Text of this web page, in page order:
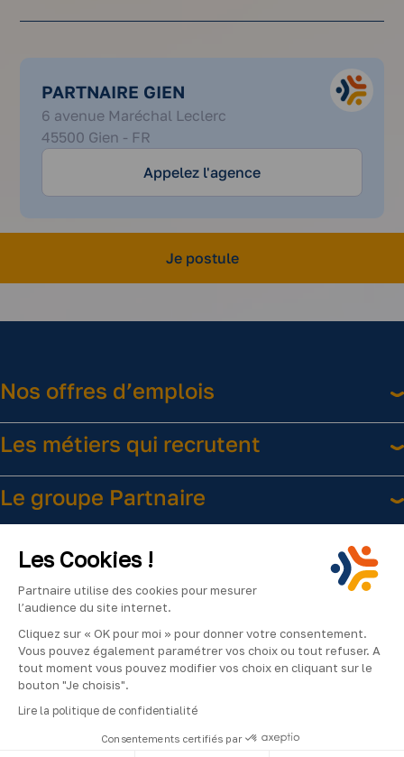
PARTNAIRE GIEN
6 avenue Maréchal Leclerc
45500 Gien - FR
36
79
10
Appelez l'agence
Je postule
Nos offres d’emplois
Les métiers qui recrutent
Le groupe Partnaire
Liens utiles
©Partnaire
Facebook
Instagram
Les Cookies !
Partnaire utilise des cookies pour mesurer
l’audience du site internet.
Cliquez sur « OK pour moi » pour donner votre consentement.
Vous pouvez également paramétrer vos choix ou tout refuser. A
tout moment vous pouvez modifier vos choix en cliquant sur le
bouton "Je choisis".
Lire la politique de confidentialité
Consentements certifiés par